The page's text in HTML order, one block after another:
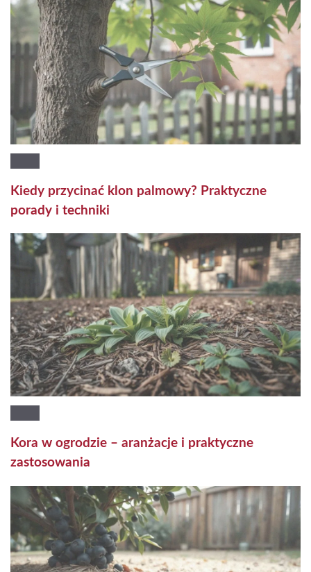
Kiedy przycinać klon palmowy? Praktyczne
porady i techniki
Kora w ogrodzie – aranżacje i praktyczne
zastosowania